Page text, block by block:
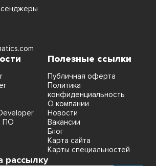
ПО
Полезные ссылки
Публичная оферта
Политика
конфиденциальность
О компании
Новости
Вакансии
Блог
Карта сайта
Карты специальностей
рассылку